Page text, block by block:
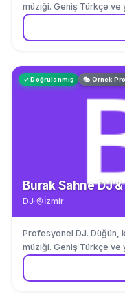
müziği. Geniş Türkçe ve
✓ Doğrulanmış 🎭 Örnek
Burak Sahne DJ
DJ· İzmir
Profesyonel DJ. Düğün,
müziği. Geniş Türkçe ve